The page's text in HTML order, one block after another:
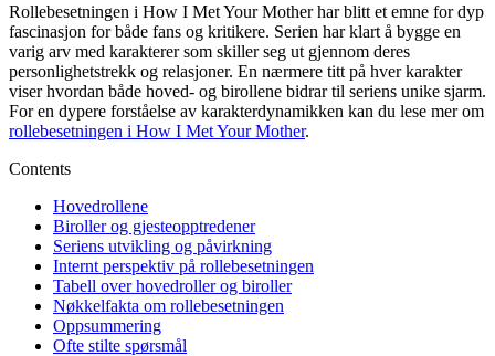
Rollebesetningen i How I Met Your Mother har blitt et emne for dyp
fascinasjon for både fans og kritikere. Serien har klart å bygge en
varig arv med karakterer som skiller seg ut gjennom deres
personlighetstrekk og relasjoner. En nærmere titt på hver karakter
viser hvordan både hoved- og birollene bidrar til seriens unike sjarm.
For en dypere forståelse av karakterdynamikken kan du lese mer om
rollebesetningen i How I Met Your Mother.
Contents
Hovedrollene
Biroller og gjesteopptredener
Seriens utvikling og påvirkning
Internt perspektiv på rollebesetningen
Tabell over hovedroller og biroller
Nøkkelfakta om rollebesetningen
Oppsummering
Ofte stilte spørsmål